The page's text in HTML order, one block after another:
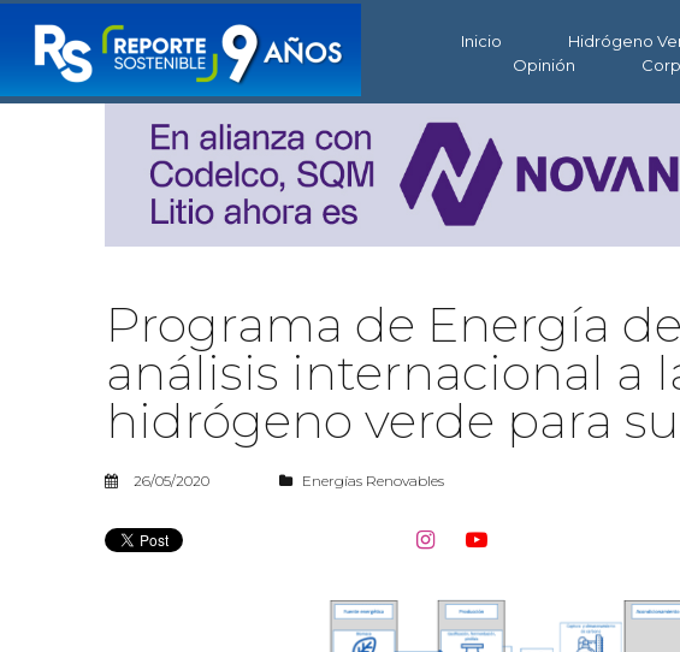
Inicio Hidrógeno
Opinión
Programa de Energía
análisis internacional a
hidrógeno verde para
26/05/2020 Energías Renovables
 